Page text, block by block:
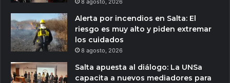
Alerta por incendios en Salta: El
riesgo es muy alto y piden extremar
los cuidados
8 agosto, 2026
Salta apuesta al diálogo: La UNSa
capacita a nuevos mediadores para